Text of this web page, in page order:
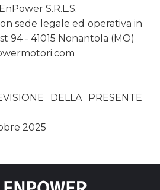
S.R.L.S.
sede legale ed operativa in
94 - 41015 Nonantola (MO)
DELLA PRESENTE
2025